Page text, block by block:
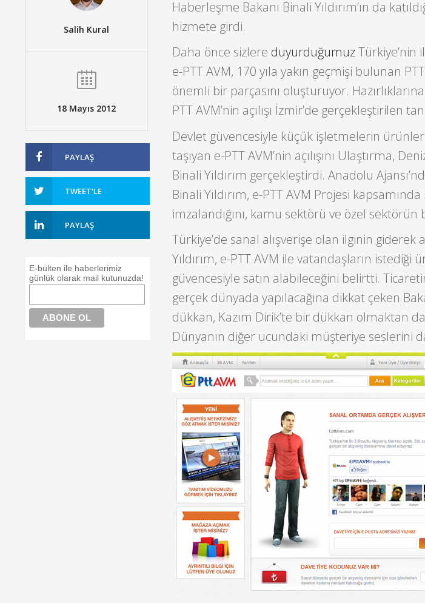
Salih Kural
18 Mayıs 2012
PAYLAŞ
TWEET'LE
PAYLAŞ
E-bülten ile haberlerimiz
günlük olarak mail kutunuzda!
Haberleşme Bakanı Binali Yıldırım’ın da
hizmete girdi.
Daha önce sizlere duyurduğumuzTürkiye’nin
e-PTT AVM, 170 yıla yakın geçmişi bulunan
önemli bir parçasını oluşturuyor.
PTT AVM’nin açılışı İzmir’de gerçekleştirilen
Devlet güvencesiyle küçük işletmelerin
taşıyan e-PTT AVM’nin açılışını Ulaştırma,
Binali Yıldırım gerçekleştirdi. Anadolu
Binali Yıldırım, e-PTT AVM Projesi
imzalandığını, kamu sektörü ve özel sektörün
Türkiye’de sanal alışverişe olan ilginin giderek
Yıldırım, e-PTT AVM ile vatandaşların
güvencesiyle satın alabileceğini belirtti.
gerçek dünyada yapılacağına dikkat çeken
dükkan, Kazım Dirik’te bir dükkan olmaktan
Dünyanın diğer ucundaki müşteriye seslerini